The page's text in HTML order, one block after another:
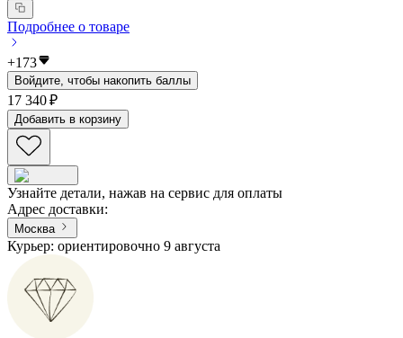
Подробнее о товаре
+173
Войдите, чтобы накопить баллы
17 340 ₽
Добавить в корзину
Узнайте детали, нажав на сервис для оплаты
Адрес доставки:
Москва
Курьер: ориентировочно 9 августа